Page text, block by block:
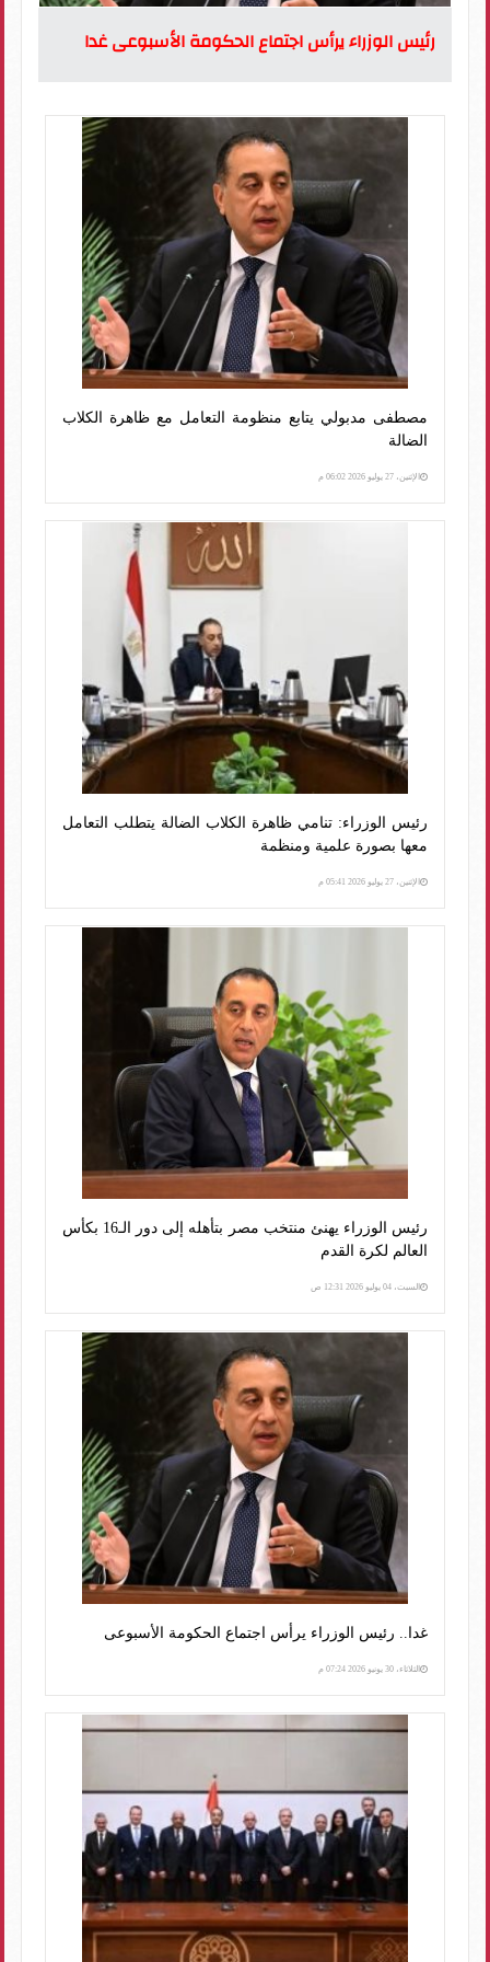
رئيس الوزراء يرأس اجتماع الحكومة الأسبوعى غدا
مصطفى مدبولي يتابع منظومة التعامل مع ظاهرة الكلاب
الضالة
الإثنين، 27 يوليو 2026 06:02 م
رئيس الوزراء: تنامي ظاهرة الكلاب الضالة يتطلب التعامل
معها بصورة علمية ومنظمة
الإثنين، 27 يوليو 2026 05:41 م
رئيس الوزراء يهنئ منتخب مصر بتأهله إلى دور الـ16 بكأس
العالم لكرة القدم
السبت، 04 يوليو 2026 12:31 ص
غدا.. رئيس الوزراء يرأس اجتماع الحكومة الأسبوعى
الثلاثاء، 30 يونيو 2026 07:24 م